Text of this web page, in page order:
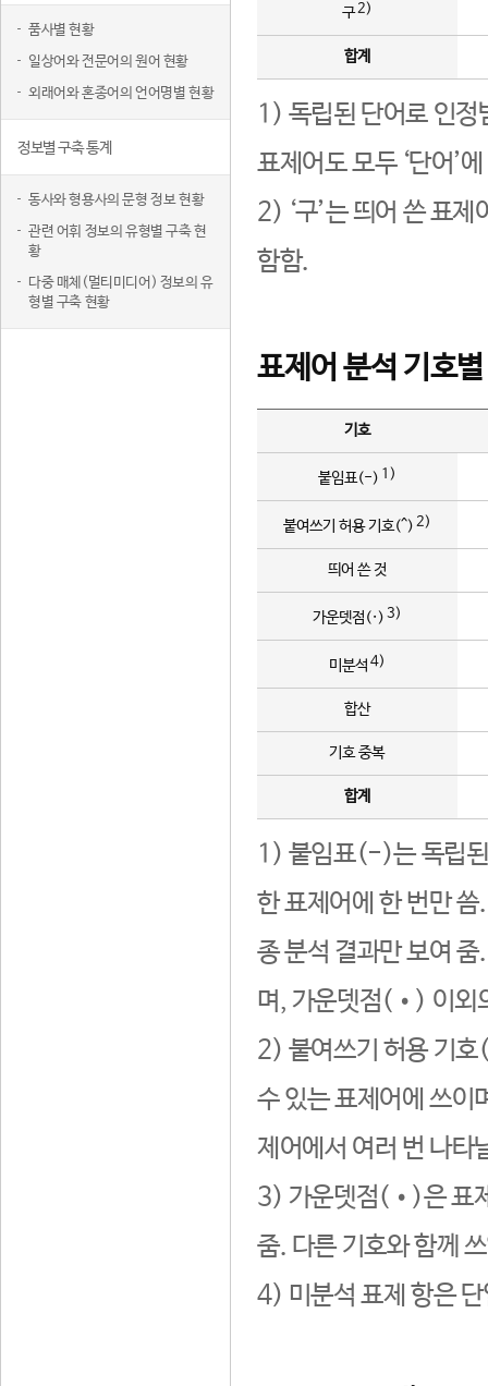
품사별 현황
일상어와 전문어의 원어 현황
외래어와 혼종어의 언어명별 현황
정보별 구축 통계
동사와 형용사의 문형 정보 현황
관련 어휘 정보의 유형별 구축 현
황
다중 매체(멀티미디어) 정보의 유
형별 구축 현황
구2)
합계
1) 독립된 단어로 인정
표제어도 모두 ‘단어’
2) ‘구’는 띄어 쓴 표
함함.
표제어 분석 기호
기호
붙임표(-) 1)
붙여쓰기 허용 기호(^) 2)
띄어 쓴 것
가운뎃점(·) 3)
미분석 4)
합산
기호 중복
합계
1) 붙임표(-)는 독립된
한 표제어에 한 번만
종 분석 결과만 보여
며, 가운뎃점(•) 이외
2) 붙여쓰기 허용 기호
수 있는 표제어에 쓰이
제어에서 여러 번 나타
3) 가운뎃점(•)은 표
줌. 다른 기호와 함께
4) 미분석 표제 항은